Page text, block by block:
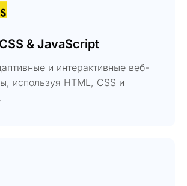
& JavaScript
и интерактивные веб-
используя HTML, CSS и